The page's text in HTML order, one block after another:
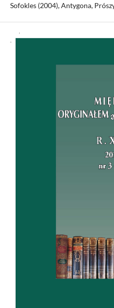
Sofokles (2004), Antygona,